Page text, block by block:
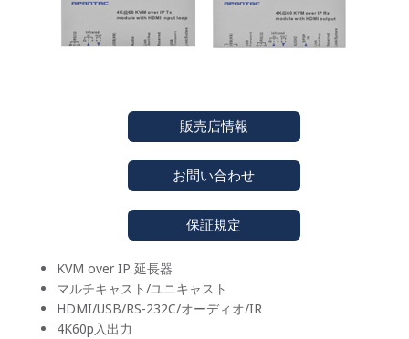
販売店情報
お問い合わせ
保証規定
KVM over IP 延長器
マルチキャスト/ユニキャスト
HDMI/USB/RS-232C/オーディオ/IR
4K60p入出力